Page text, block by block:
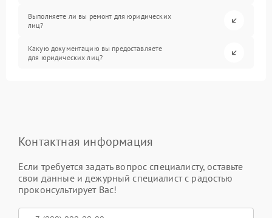
Выполняете ли вы ремонт для юридических
лиц?
Какую документацию вы предоставляете
для юридических лиц?
Контактная информация
Если требуется задать вопрос специалисту, оставьте
свои данные и дежурный специалист с радостью
проконсультирует Вас!